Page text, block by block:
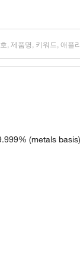
(metals basis)